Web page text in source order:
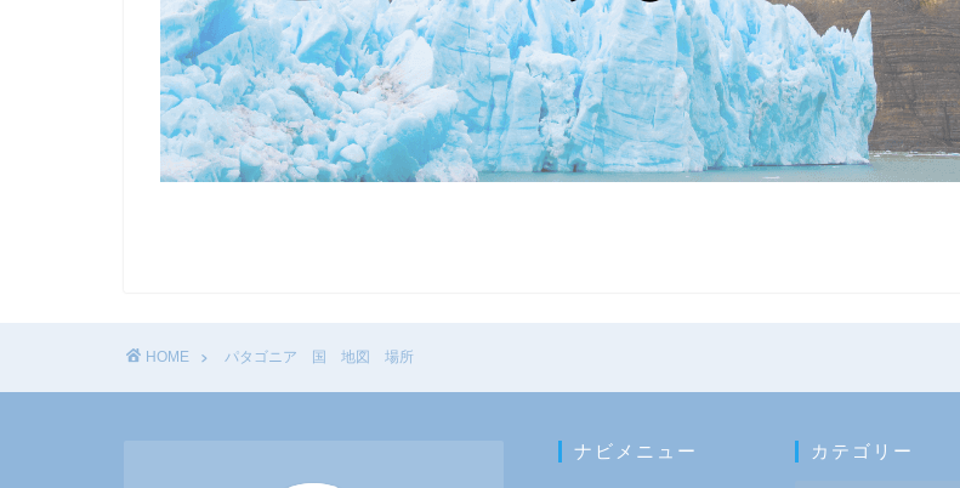
HOME パタゴニア 国 地図 場所
ナビメニュー カテゴリー